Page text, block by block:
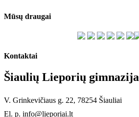
Mūsų draugai
Kontaktai
Šiaulių Lieporių gimnazija
V. Grinkevičiaus g. 22, 78254 Šiauliai
El. p. info@lieporiai.lt